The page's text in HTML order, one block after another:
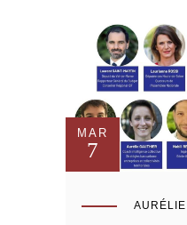
MAR
7
AURÉLIE